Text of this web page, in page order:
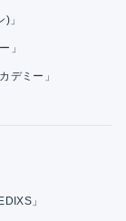
」
」
デミー」
」